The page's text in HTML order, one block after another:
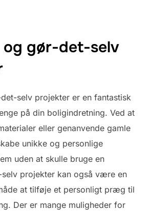
og gør-det-selv
selv projekter er en fantastisk
på din boligindretning. Ved at
eller genanvende gamle
unikke og personlige
uden at skulle bruge en
projekter kan også være en
at tilføje et personligt præg til
Der er mange muligheder for